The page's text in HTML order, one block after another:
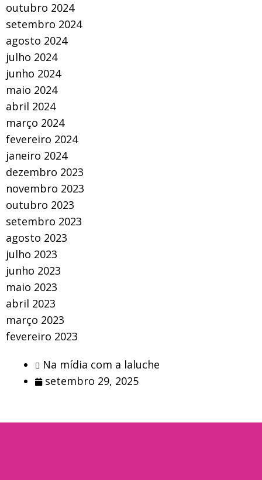
outubro 2024
setembro 2024
agosto 2024
julho 2024
junho 2024
maio 2024
abril 2024
março 2024
fevereiro 2024
janeiro 2024
dezembro 2023
novembro 2023
outubro 2023
setembro 2023
agosto 2023
julho 2023
junho 2023
maio 2023
abril 2023
março 2023
fevereiro 2023
Na mídia com a laluche
setembro 29, 2025